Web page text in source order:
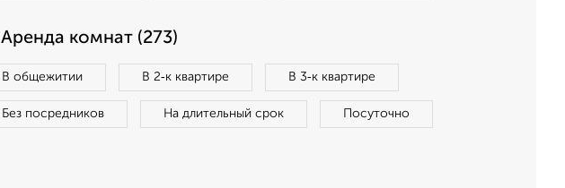
Аренда комнат (273)
В общежитии В 2‑к квартире В 3‑к квартире
Без посредников На длительный срок Посуточно